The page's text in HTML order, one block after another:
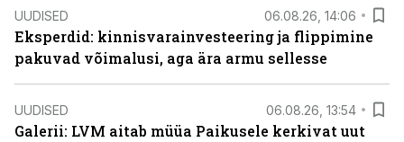
UUDISED 06.08.26, 14:06
Eksperdid: kinnisvarainvesteering ja flippimine
pakuvad võimalusi, aga ära armu sellesse
UUDISED 06.08.26, 13:54
Galerii: LVM aitab müüa Paikusele kerkivat uut